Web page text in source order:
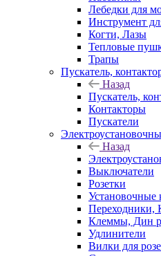
Лебедки для
Инструмент
Когти, Лазы
Тепловые
Трапы
Пускатель,
Назад
Пускатель,
Контакторы
Пускатели
Назад
Выключатели
Розетки
Установочные
Переходники,
Клеммы, Дин
Удлинители
Вилки для